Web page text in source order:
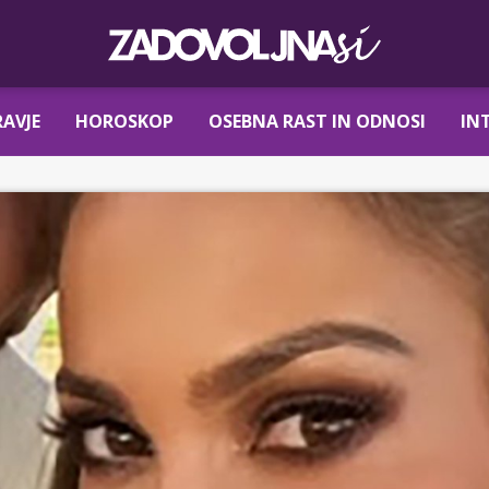
HOROSKOP OSEBNA RAST IN ODNOSI